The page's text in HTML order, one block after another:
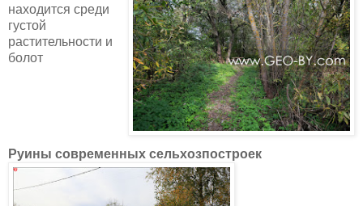
находится среди
густой
растительности и
болот
Руины современных сельхозпостроек